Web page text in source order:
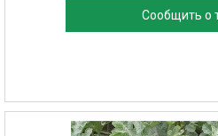
Сообщить о